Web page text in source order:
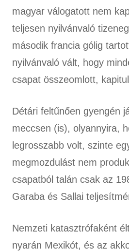
magyar válogatott nem
teljesen nyilvánvaló
második francia gólig
nyilvánvaló vált, hogy
csapat összeomlott,
Détári feltűnően gyengén
meccsen (is), olyannyira,
legrosszabb volt, szinte
megmozdulást nem
csapatból talán csak az
Garaba és Sallai
Nemzeti katasztrófaként
nyarán Mexikót, és az